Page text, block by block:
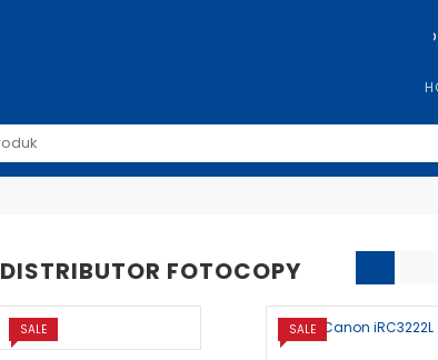
DISTRIBUTOR FOTOCOPY
SALE SALE